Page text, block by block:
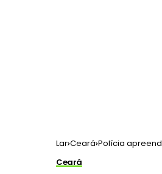
Lar Ceará Polícia
Ceará